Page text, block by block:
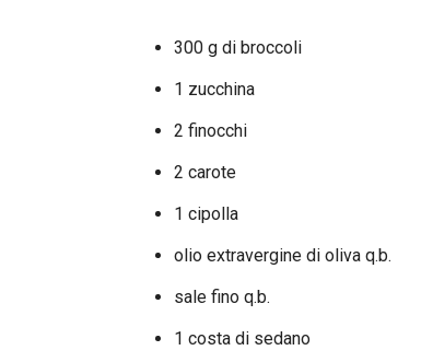
300 g di broccoli
1 zucchina
2 finocchi
2 carote
1 cipolla
olio extravergine di oliva q.b.
sale fino q.b.
1 costa di sedano